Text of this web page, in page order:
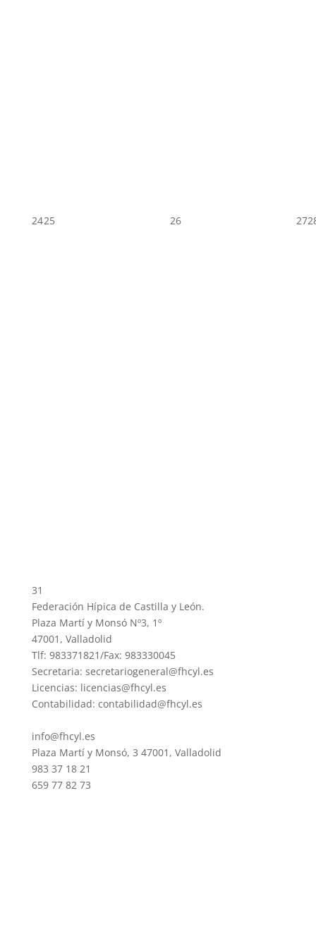
2425 26 27
31
Federación Hípica de Castilla y León.
Plaza Martí y Monsó Nº3, 1º
47001, Valladolid
Tlf: 983371821/Fax: 983330045
Secretaria: secretariogeneral@fhcyl.es
Licencias: licencias@fhcyl.es
Contabilidad: contabilidad@fhcyl.es
info@fhcyl.es
Plaza Martí y Monsó, 3 47001, Valladolid
983 37 18 21
659 77 82 73